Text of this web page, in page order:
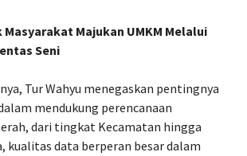
Masyarakat Majukan UMKM Melalui
Seni
Tur Wahyu menegaskan pentingnya
mendukung perencanaan
dari tingkat Kecamatan hingga
kualitas data berperan besar dalam